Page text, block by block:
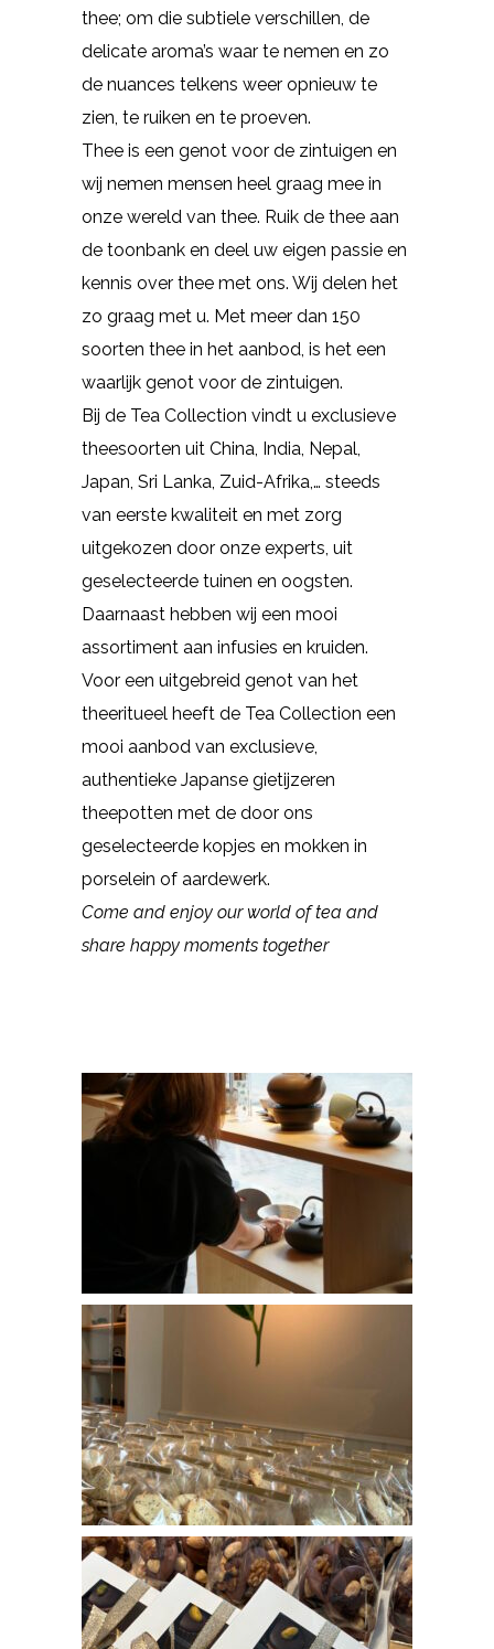
thee; om die subtiele verschillen, de
delicate aroma’s waar te nemen en zo
de nuances telkens weer opnieuw te
zien, te ruiken en te proeven.
Thee is een genot voor de zintuigen en
wij nemen mensen heel graag mee in
onze wereld van thee. Ruik de thee aan
de toonbank en deel uw eigen passie en
kennis over thee met ons. Wij delen het
zo graag met u. Met meer dan 150
soorten thee in het aanbod, is het een
waarlijk genot voor de zintuigen.
Bij de Tea Collection vindt u exclusieve
theesoorten uit China, India, Nepal,
Japan, Sri Lanka, Zuid-Afrika,… steeds
van eerste kwaliteit en met zorg
uitgekozen door onze experts, uit
geselecteerde tuinen en oogsten.
Daarnaast hebben wij een mooi
assortiment aan infusies en kruiden.
Voor een uitgebreid genot van het
theeritueel heeft de Tea Collection een
mooi aanbod van exclusieve,
authentieke Japanse gietijzeren
theepotten met de door ons
geselecteerde kopjes en mokken in
porselein of aardewerk.
Come and enjoy our world of tea and
share happy moments together